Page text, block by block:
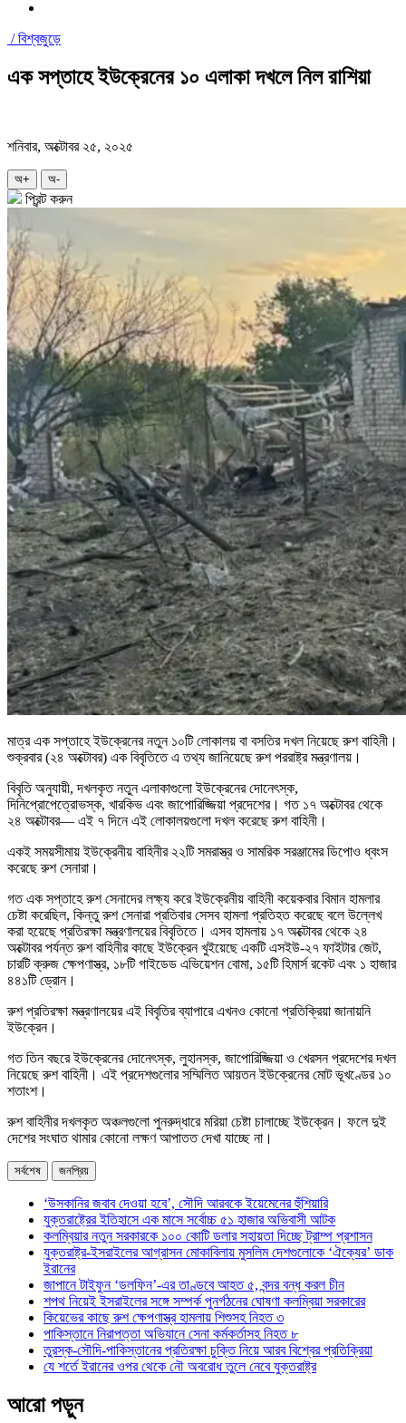
/বিশ্বজুড়ে
এক সপ্তাহে ইউক্রেনের ১০ এলাকা দখলে নিল রাশিয়া
শনিবার, অক্টোবর ২৫, ২০২৫
অ+ অ-
প্রিন্ট করুন
মাত্র এক সপ্তাহে ইউক্রেনের নতুন ১০টি লোকালয় বা বসতির দখল নিয়েছে রুশ বাহিনী।
শুক্রবার (২৪ অক্টোবর) এক বিবৃতিতে এ তথ্য জানিয়েছে রুশ পররাষ্ট্র মন্ত্রণালয়।
বিবৃতি অনুযায়ী, দখলকৃত নতুন এলাকাগুলো ইউক্রেনের দোনেৎস্ক,
দিনিপ্রোপেত্রোভস্ক, খারকিভ এবং জাপোরিজ্জিয়া প্রদেশের। গত ১৭ অক্টোবর থেকে
২৪ অক্টোবর— এই ৭ দিনে এই লোকালয়গুলো দখল করেছে রুশ বাহিনী।
একই সময়সীমায় ইউক্রেনীয় বাহিনীর ২২টি সমরাস্ত্র ও সামরিক সরঞ্জামের ডিপোও ধ্বংস
করেছে রুশ সেনারা।
গত এক সপ্তাহে রুশ সেনাদের লক্ষ্য করে ইউক্রেনীয় বাহিনী কয়েকবার বিমান হামলার
চেষ্টা করেছিল, কিন্তু রুশ সেনারা প্রতিবার সেসব হামলা প্রতিহত করেছে বলে উল্লেখ
করা হয়েছে প্রতিরক্ষা মন্ত্রণালয়ের বিবৃতিতে। এসব হামলায় ১৭ অক্টোবর থেকে ২৪
অক্টোবর পর্যন্ত রুশ বাহিনীর কাছে ইউক্রেন খুইয়েছে একটি এসইউ-২৭ ফাইটার জেট,
চারটি ক্রুজ ক্ষেপণাস্ত্র, ১৮টি গাইডেড এভিয়েশন বোমা, ১৫টি হিমার্স রকেট এবং ১ হাজার
৪৪১টি ড্রোন।
রুশ প্রতিরক্ষা মন্ত্রণালয়ের এই বিবৃতির ব্যাপারে এখনও কোনো প্রতিক্রিয়া জানায়নি
ইউক্রেন।
গত তিন বছরে ইউক্রেনের দোনেৎস্ক, লুহানস্ক, জাপোরিজ্জিয়া ও খেরসন প্রদেশের দখল
নিয়েছে রুশ বাহিনী। এই প্রদেশগুলোর সম্মিলিত আয়তন ইউক্রেনের মোট ভূখণ্ডের ১০
শতাংশ।
রুশ বাহিনীর দখলকৃত অঞ্চলগুলো পুনরুদ্ধারে মরিয়া চেষ্টা চালাচ্ছে ইউক্রেন। ফলে দুই
দেশের সংঘাত থামার কোনো লক্ষণ আপাতত দেখা যাচ্ছে না।
সর্বশেষ জনপ্রিয়
‘উসকানির জবাব দেওয়া হবে’, সৌদি আরবকে ইয়েমেনের হুঁশিয়ারি
যুক্তরাষ্ট্রের ইতিহাসে এক মাসে সর্বোচ্চ ৫১ হাজার অভিবাসী আটক
কলম্বিয়ার নতুন সরকারকে ১০০ কোটি ডলার সহায়তা দিচ্ছে ট্রাম্প প্রশাসন
যুক্তরাষ্ট্র-ইসরাইলের আগ্রাসন মোকাবিলায় মুসলিম দেশগুলোকে ‘ঐক্যের’ ডাক
ইরানের
জাপানে টাইফুন ‘ডলফিন’-এর তাণ্ডবে আহত ৫, বন্দর বন্ধ করল চীন
শপথ নিয়েই ইসরাইলের সঙ্গে সম্পর্ক পুনর্গঠনের ঘোষণা কলম্বিয়া সরকারের
কিয়েভের কাছে রুশ ক্ষেপণাস্ত্র হামলায় শিশুসহ নিহত ৩
পাকিস্তানে নিরাপত্তা অভিযানে সেনা কর্মকর্তাসহ নিহত ৮
তুরস্ক-সৌদি-পাকিস্তানের প্রতিরক্ষা চুক্তি নিয়ে আরব বিশ্বের প্রতিক্রিয়া
যে শর্তে ইরানের ওপর থেকে নৌ অবরোধ তুলে নেবে যুক্তরাষ্ট্র
আরো পড়ুন